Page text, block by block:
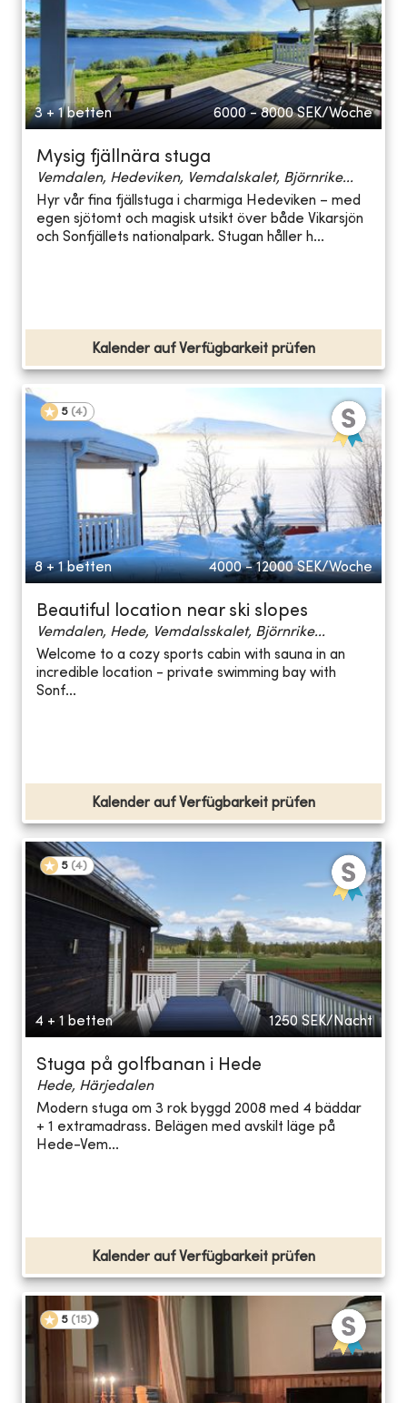
3 + 1 betten 6000 - 8000 SEK/Woche
Mysig fjällnära stuga
Vemdalen, Hedeviken, Vemdalskalet, Björnrike...
Hyr vår fina fjällstuga i charmiga Hedeviken – med
egen sjötomt och magisk utsikt över både Vikarsjön
och Sonfjällets nationalpark. Stugan håller h...
Kalender auf Verfügbarkeit prüfen
5 (4)
8 + 1 betten 4000 - 12000 SEK/Woche
Beautiful location near ski slopes
Vemdalen, Hede, Vemdalsskalet, Björnrike...
Welcome to a cozy sports cabin with sauna in an
incredible location - private swimming bay with
Sonf...
Kalender auf Verfügbarkeit prüfen
5 (4)
4 + 1 betten 1250 SEK/Nacht
Stuga på golfbanan i Hede
Hede, Härjedalen
Modern stuga om 3 rok byggd 2008 med 4 bäddar
+ 1 extramadrass. Belägen med avskilt läge på
Hede-Vem...
Kalender auf Verfügbarkeit prüfen
5 (15)